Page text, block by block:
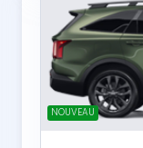
NOUVEAU